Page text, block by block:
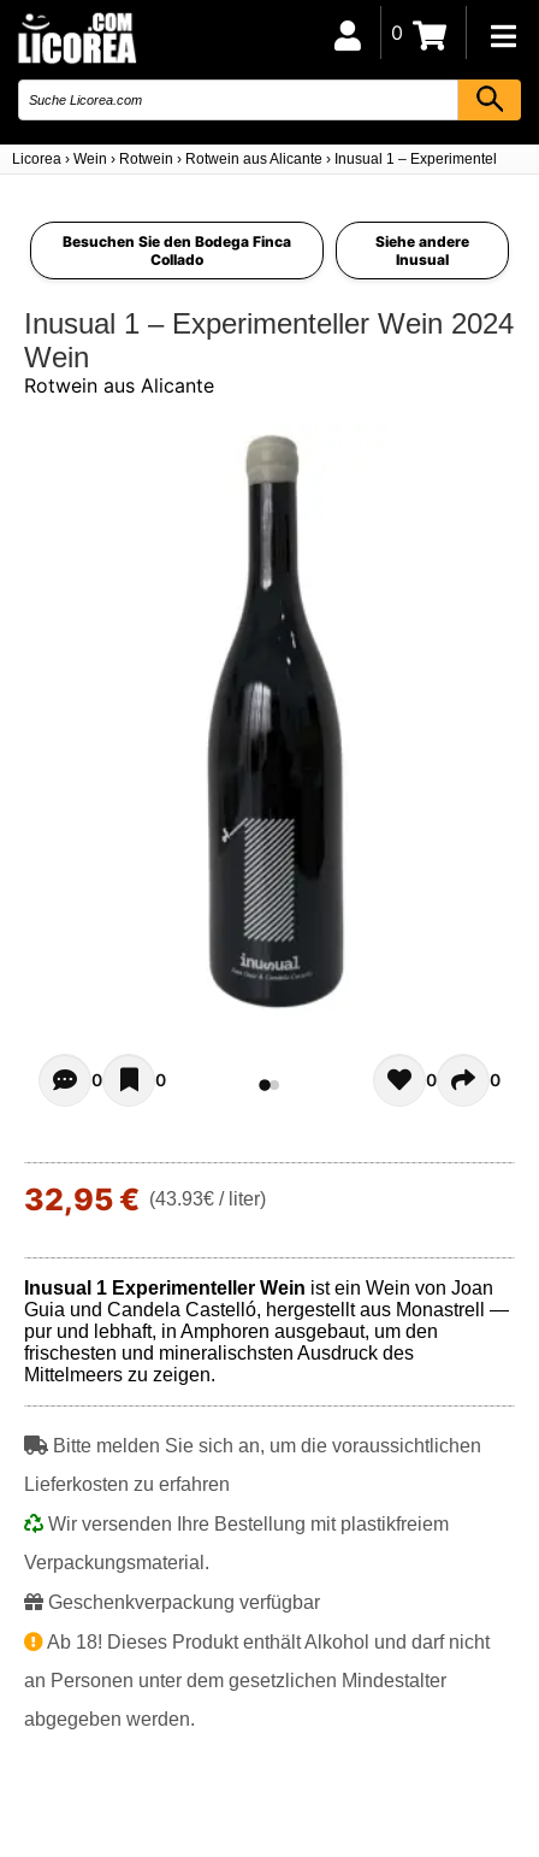
Licorea › Wein › Rotwein › Rotwein aus Alicante › Inusual 1 – Experimenteller
0
Besuchen Sie den Bodega Finca
Collado
Siehe andere
Inusual
Inusual 1 – Experimenteller Wein 2024
Wein
Rotwein aus Alicante
Opiniones - Zur Zeit gibt noch keinen Kommentar.
0 0 0 0
32,95 € (43.93€ / liter)
Inusual 1 Experimenteller Wein ist ein Wein von Joan
Guia und Candela Castelló, hergestellt aus Monastrell —
pur und lebhaft, in Amphoren ausgebaut, um den
frischesten und mineralischsten Ausdruck des
Mittelmeers zu zeigen.
Bitte melden Sie sich an, um die voraussichtlichen
Lieferkosten zu erfahren
Wir versenden Ihre Bestellung mit plastikfreiem
Verpackungsmaterial.
Geschenkverpackung verfügbar
Ab 18! Dieses Produkt enthält Alkohol und darf nicht
an Personen unter dem gesetzlichen Mindestalter
abgegeben werden.